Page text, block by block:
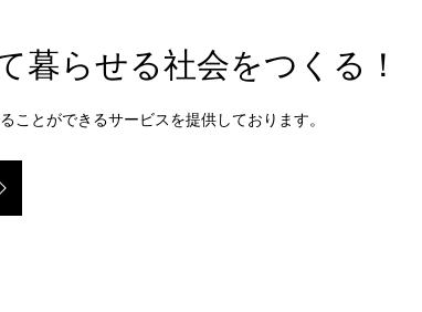
暮らせる社会をつくる！
とができるサービスを提供しております。